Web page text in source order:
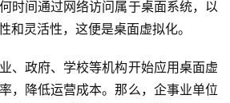
时间通过网络访问属于桌面系统，以
和灵活性，这便是桌面虚拟化。
、政府、学校等机构开始应用桌面虚
，降低运营成本。那么，企事业单位